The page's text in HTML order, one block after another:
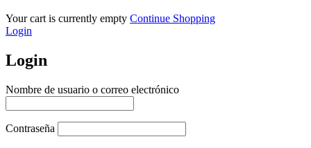
Your cart is currently empty Continue Shopping
Login
Login
Nombre de usuario o correo electrónico
Contraseña